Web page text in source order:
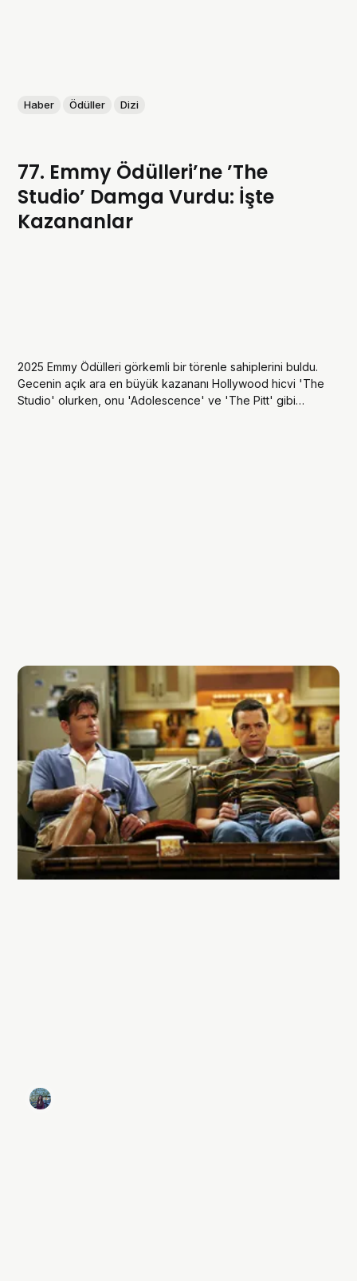
Haber Ödüller Dizi
77. Emmy Ödülleri’ne ’The
Studio’ Damga Vurdu: İşte
Kazananlar
2025 Emmy Ödülleri görkemli bir törenle sahiplerini buldu.
Gecenin açık ara en büyük kazananı Hollywood hicvi 'The
Studio' olurken, onu 'Adolescence' ve 'The Pitt' gibi